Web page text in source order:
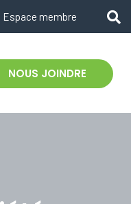
Espace membre
NOUS JOINDRE